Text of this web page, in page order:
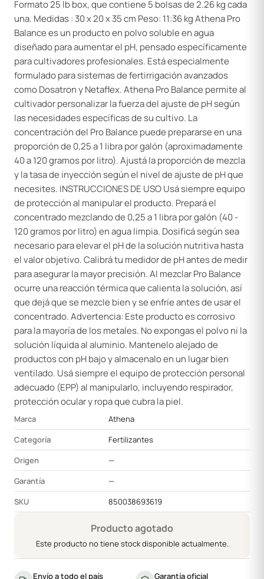
Formato 25 lb box, que contiene 5 bolsas de 2.26 kg cada
una. Medidas : 30 x 20 x 35 cm Peso: 11:36 kg Athena Pro
Balance es un producto en polvo soluble en agua
diseñado para aumentar el pH, pensado específicamente
para cultivadores profesionales. Está especialmente
formulado para sistemas de fertirrigación avanzados
como Dosatron y Netaflex. Athena Pro Balance permite al
cultivador personalizar la fuerza del ajuste de pH según
las necesidades específicas de su cultivo. La
concentración del Pro Balance puede prepararse en una
proporción de 0,25 a 1 libra por galón (aproximadamente
40 a 120 gramos por litro). Ajustá la proporción de mezcla
y la tasa de inyección según el nivel de ajuste de pH que
necesites. INSTRUCCIONES DE USO Usá siempre equipo
de protección al manipular el producto. Prepará el
concentrado mezclando de 0,25 a 1 libra por galón (40 -
120 gramos por litro) en agua limpia. Dosificá según sea
necesario para elevar el pH de la solución nutritiva hasta
el valor objetivo. Calibrá tu medidor de pH antes de medir
para asegurar la mayor precisión. Al mezclar Pro Balance
ocurre una reacción térmica que calienta la solución, así
que dejá que se mezcle bien y se enfríe antes de usar el
concentrado. Advertencia: Este producto es corrosivo
para la mayoría de los metales. No expongas el polvo ni la
solución líquida al aluminio. Mantenelo alejado de
productos con pH bajo y almacenalo en un lugar bien
ventilado. Usá siempre el equipo de protección personal
adecuado (EPP) al manipularlo, incluyendo respirador,
protección ocular y ropa que cubra la piel.
Marca
Athena
Categoría
Fertilizantes
Origen
—
Garantía
—
SKU
850038693619
Producto agotado
Este producto no tiene stock disponible actualmente.
Envío a todo el país Garantía oficial